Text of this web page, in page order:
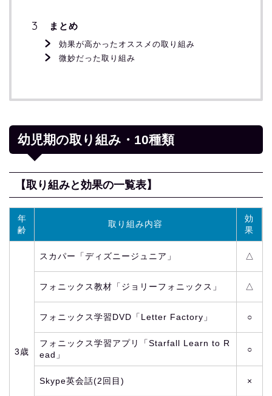
まとめ
効果が高かったオススメの取り組み
微妙だった取り組み
幼児期の取り組み・10種類
【取り組みと効果の一覧表】
年
齢
取り組み内容
効
果
3歳
スカパー「ディズニージュニア」 △
フォニックス教材「ジョリーフォニックス」 △
フォニックス学習DVD「Letter Factory」 ○
フォニックス学習アプリ「Starfall Learn to R
ead」
○
Skype英会話(2回目) ×